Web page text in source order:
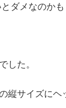
ダメなのかも
した。
サイズにヘ